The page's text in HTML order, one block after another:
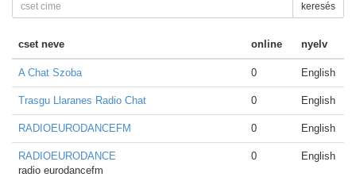
keresés
cset neve online nyelv
A Chat Szoba 0 English
Trasgu Llaranes Radio Chat 0 English
RADIOEURODANCEFM 0 English
RADIOEURODANCE
radio eurodancefm
0 English